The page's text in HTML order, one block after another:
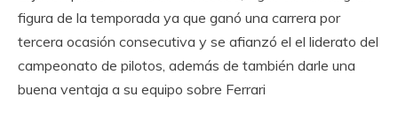
figura de la temporada ya que ganó una carrera por
tercera ocasión consecutiva y se afianzó el el liderato del
campeonato de pilotos, además de también darle una
buena ventaja a su equipo sobre Ferrari